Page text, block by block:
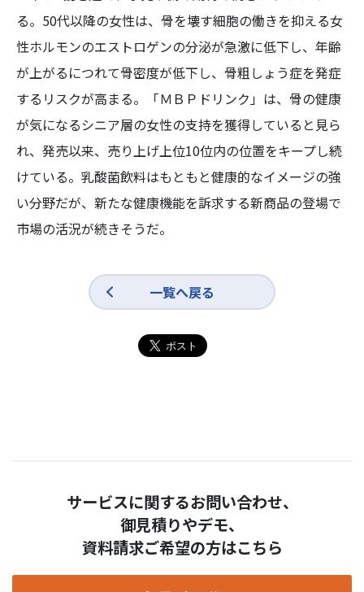
る。50代以降の女性は、骨を壊す細胞の働きを抑える女
性ホルモンのエストロゲンの分泌が急激に低下し、年齢
が上がるにつれて骨密度が低下し、骨粗しょう症を発症
するリスクが高まる。「ＭＢＰドリンク」は、骨の健康
が気になるシニア層の女性の支持を獲得していると見ら
れ、発売以来、売り上げ上位10位内の位置をキープし続
けている。乳酸菌飲料はもともと健康的なイメージの強
い分野だが、新たな健康機能を訴求する新商品の登場で
市場の活況が続きそうだ。
一覧へ戻る
サービスに関するお問い合わせ、
御見積りやデモ、
資料請求ご希望の方はこちら